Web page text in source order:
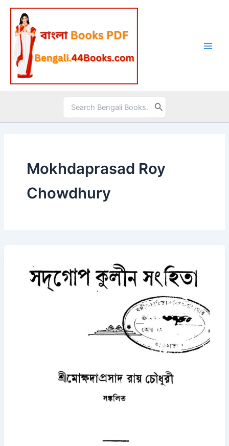
Skip
content
Search
for:
Mokhdaprasad Roy
Chowdhury